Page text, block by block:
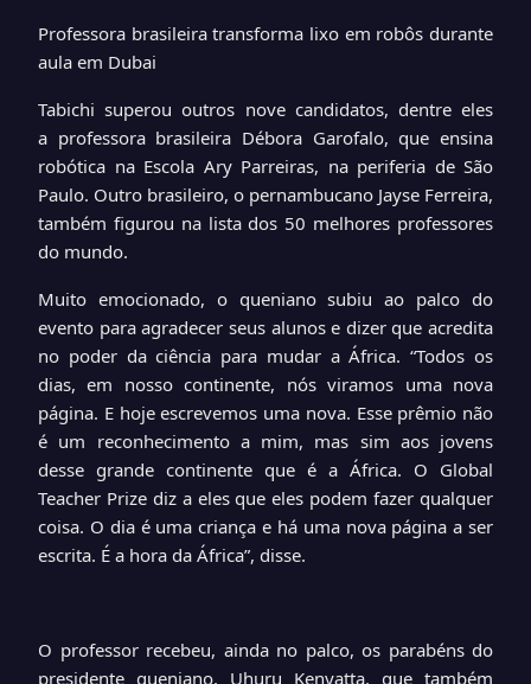
Professora brasileira transforma lixo em robôs durante
aula em Dubai
Tabichi superou outros nove candidatos, dentre eles
a professora brasileira Débora Garofalo, que ensina
robótica na Escola Ary Parreiras, na periferia de São
Paulo. Outro brasileiro, o pernambucano Jayse Ferreira,
também figurou na lista dos 50 melhores professores
do mundo.
Muito emocionado, o queniano subiu ao palco do
evento para agradecer seus alunos e dizer que acredita
no poder da ciência para mudar a África. “Todos os
dias, em nosso continente, nós viramos uma nova
página. E hoje escrevemos uma nova. Esse prêmio não
é um reconhecimento a mim, mas sim aos jovens
desse grande continente que é a África. O Global
Teacher Prize diz a eles que eles podem fazer qualquer
coisa. O dia é uma criança e há uma nova página a ser
escrita. É a hora da África”, disse.
O professor recebeu, ainda no palco, os parabéns do
presidente queniano, Uhuru Kenyatta, que também